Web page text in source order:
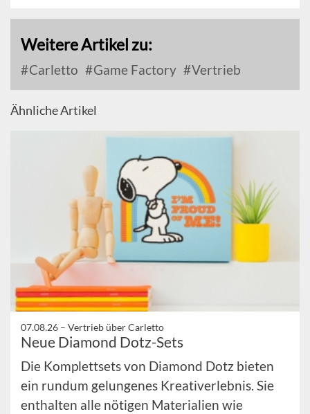
Weitere Artikel zu:
Carletto Game Factory Vertrieb
Ähnliche Artikel
07.08.26 – Vertrieb über Carletto
Neue Diamond Dotz-Sets
Die Komplettsets von Diamond Dotz bieten
ein rundum gelungenes Kreativerlebnis. Sie
enthalten alle nötigen Materialien wie